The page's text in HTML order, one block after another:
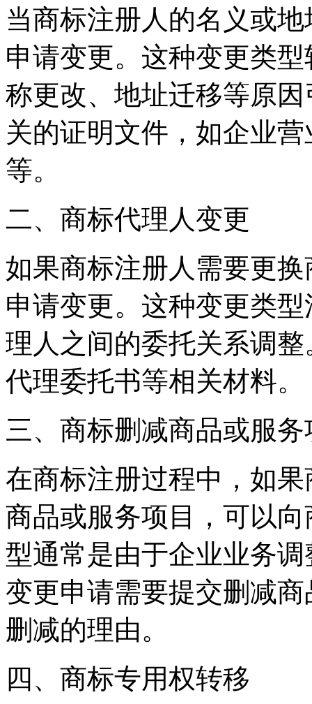
当商标注册人的名义或
申请变更。这种变更类
称更改、地址迁移等原
关的证明文件，如企业
等。
‌二、商标代理人变更‌
如果商标注册人需要更
申请变更。这种变更类
理人之间的委托关系调
代理委托书等相关材料。
三、商标删减商品或服务
在商标注册过程中，如
商品或服务项目，可以
型通常是由于企业业务
变更申请需要提交删减
删减的理由。
‌四、商标专用权转移‌